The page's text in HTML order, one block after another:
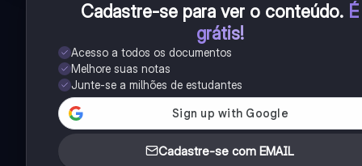
Cadastre-se para ver o conteúdo. É
grátis!
Acesso a todos os documentos
Melhore suas notas
Junte-se a milhões de estudantes
Cadastre-se com EMAIL